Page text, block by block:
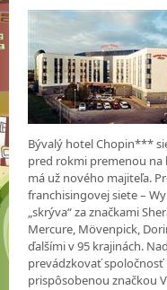
Bývalý hotel Chopin***
pred rokmi premenou na
má už nového majiteľa.
franchisingovej siete –
„skrýva“ za značkami
Mercure, Mövenpick,
ďalšími v 95 krajinách.
prevádzkovať spoločnosť
prispôsobenou značkou